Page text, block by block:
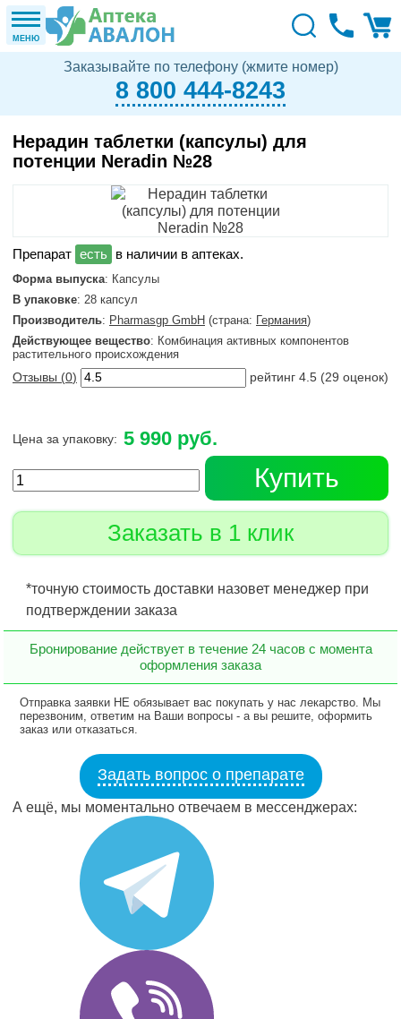
МЕНЮ
Заказывайте по телефону (жмите номер)
8 800 444-8243
Нерадин таблетки (капсулы) для
потенции Neradin №28
в наличии в аптеках.
Форма выпуска: Капсулы
В упаковке: 28 капсул
Производитель: Pharmasgp GmbH (страна: Германия)
Действующее вещество: Комбинация активных компонентов
растительного происхождения
Отзывы (0) рейтинг 4.5 (29 оценок)
Цена за упаковку: 5 990 руб.
Купить
Заказать в 1 клик
*точную стоимость доставки назовет менеджер при
подтверждении заказа
Бронирование действует в течение 24 часов с момента
оформления заказа
Отправка заявки НЕ обязывает вас покупать у нас лекарство. Мы
перезвоним, ответим на Ваши вопросы - а вы решите, оформить
заказ или отказаться.
Задать вопрос о препарате
А ещё, мы моментально отвечаем в мессенджерах: